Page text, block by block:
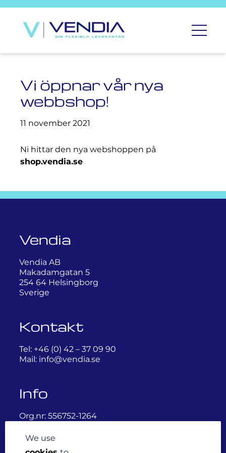
OM
OSS
PRIVATE
LABEL
SORTIMENT
KONTAKT
PERSONAL
E-
HANDEL
Vi öppnar vår nya
webbshop!
11 november 2021
Ni hittar den nya webshoppen på
shop.vendia.se
Vendia
Vendia AB
Makadamgatan 5
254 64 Helsingborg
Sverige
Kontakt
Tel: +46 (0) 42 – 37 09 90
Mail: info@vendia.se
Info
Org.nr: 556752-1264
Integritetspolicy
We use